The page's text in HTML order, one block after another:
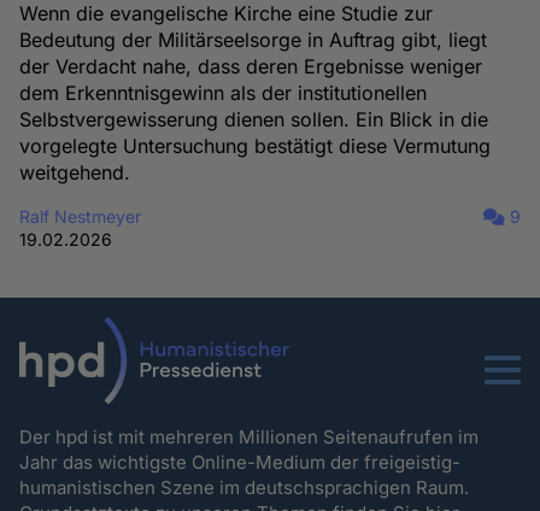
Wenn die evangelische Kirche eine Studie zur
Bedeutung der Militärseelsorge in Auftrag gibt, liegt
der Verdacht nahe, dass deren Ergebnisse weniger
dem Erkenntnisgewinn als der institutionellen
Selbstvergewisserung dienen sollen. Ein Blick in die
vorgelegte Untersuchung bestätigt diese Vermutung
weitgehend.
Ralf Nestmeyer
19.02.2026
9
Menu
Der hpd ist mit mehreren Millionen Seitenaufrufen im
Jahr das wichtigste Online-Medium der freigeistig-
humanistischen Szene im deutschsprachigen Raum.